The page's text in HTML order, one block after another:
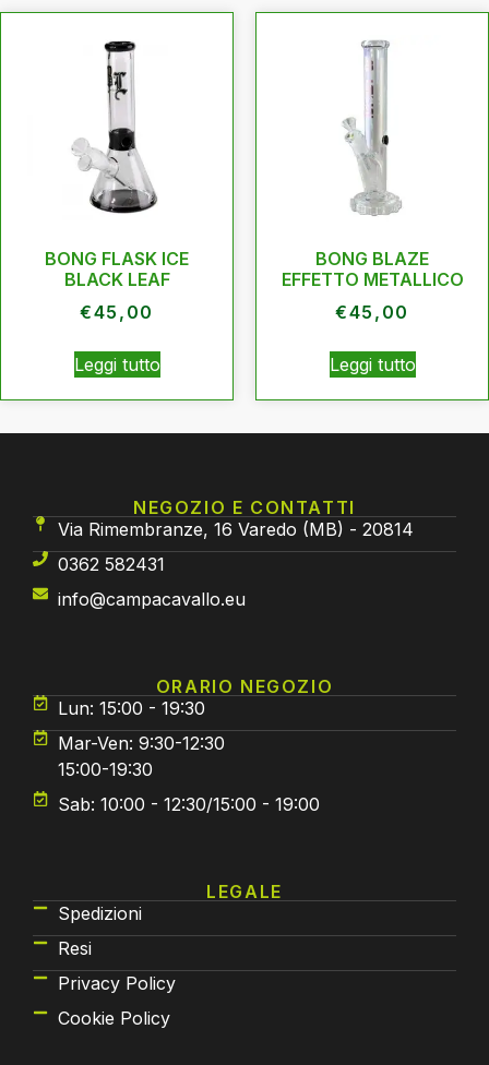
BONG FLASK ICE
BLACK LEAF
€45,00
Leggi tutto
BONG BLAZE
EFFETTO METALLICO
€45,00
Leggi tutto
NEGOZIO E CONTATTI
Via Rimembranze, 16 Varedo (MB) - 20814
0362 582431
info@campacavallo.eu
ORARIO NEGOZIO
Lun: 15:00 - 19:30
Mar-Ven: 9:30-12:30
15:00-19:30
Sab: 10:00 - 12:30/15:00 - 19:00
LEGALE
Spedizioni
Resi
Privacy Policy
Cookie Policy